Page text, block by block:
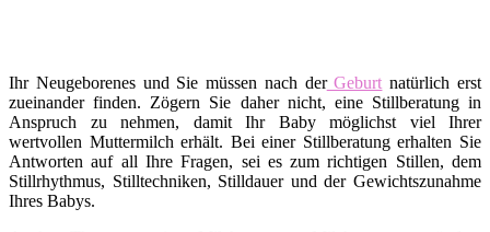
Ihr Neugeborenes und Sie müssen nach derGeburt natürlich erst
zueinander finden. Zögern Sie daher nicht, eine Stillberatung in
Anspruch zu nehmen, damit Ihr Baby möglichst viel Ihrer
wertvollen Muttermilch erhält. Bei einer Stillberatung erhalten Sie
Antworten auf all Ihre Fragen, sei es zum richtigen Stillen, dem
Stillrhythmus, Stilltechniken, Stilldauer und der Gewichtszunahme
Ihres Babys.